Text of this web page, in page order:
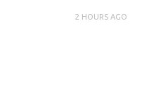
2 HOURS AGO